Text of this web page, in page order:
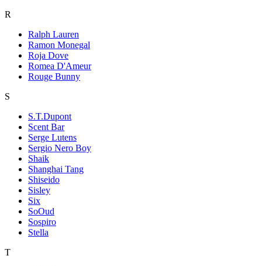
R
Ralph Lauren
Ramon Monegal
Roja Dove
Romea D'Ameur
Rouge Bunny
S
S.T.Dupont
Scent Bar
Serge Lutens
Sergio Nero Boy
Shaik
Shanghai Tang
Shiseido
Sisley
Six
SoOud
Sospiro
Stella
T